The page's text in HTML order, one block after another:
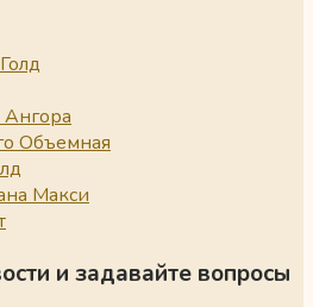
Объемная
Макси
и задавайте вопросы